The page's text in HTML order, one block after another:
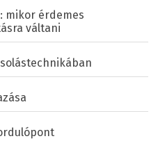
mikor érdemes
váltani